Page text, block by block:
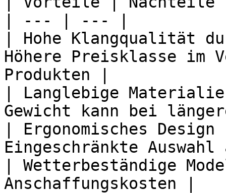
| --- | --- |
| Hohe Klangqualität
Höhere Preisklasse im
Produkten |
| Langlebige
Gewicht kann bei
| Ergonomisches
Eingeschränkte
| Wetterbeständige
Anschaffungskosten |